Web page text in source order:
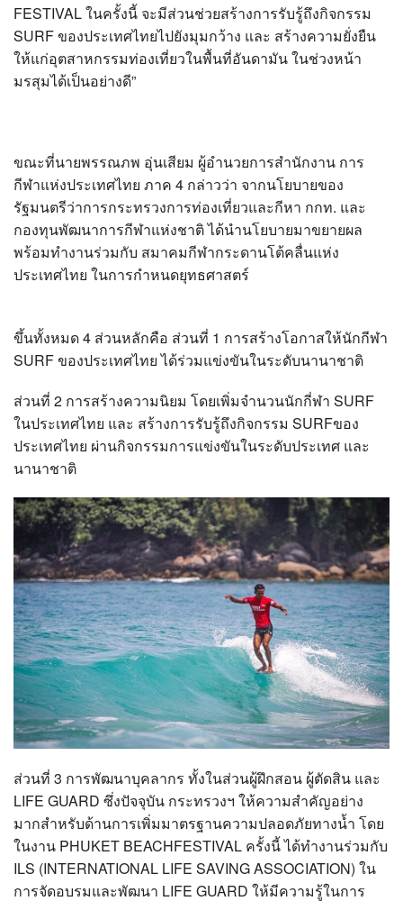
FESTIVAL ในครั้งนี้ จะมีส่วนช่วยสร้างการรับรู้ถึงกิจกรรม
SURF ของประเทศไทยไปยังมุมกว้าง และ สร้างความยั่งยืน
ให้แก่อุตสาหกรรมท่องเที่ยวในพื้นที่อันดามัน ในช่วงหน้า
มรสุมได้เป็นอย่างดี”
ขณะที่นายพรรณภพ อุ่นเสียม ผู้อำนวยการสำนักงาน การ
กีฬาแห่งประเทศไทย ภาค 4 กล่าวว่า จากนโยบายของ
รัฐมนตรีว่าการกระทรวงการท่องเที่ยวและกีหา กกท. และ
กองทุนพัฒนาการกีฬาแห่งชาติ ได้นำนโยบายมาขยายผล
พร้อมทำงานร่วมกับ สมาคมกีฬากระดานโต้คลื่นแห่ง
ประเทศไทย ในการกำหนดยุทธศาสตร์
ขึ้นทั้งหมด 4 ส่วนหลักคือ ส่วนที่ 1 การสร้างโอกาสให้นักกีฬา
SURF ของประเทศไทย ได้ร่วมแข่งขันในระดับนานาชาติ
ส่วนที่ 2 การสร้างความนิยม โดยเพิ่มจำนวนนักกี่ฬา SURF
ในประเทศไทย และ สร้างการรับรู้ถึงกิจกรรม SURFของ
ประเทศไทย ผ่านกิจกรรมการแข่งขันในระดับประเทศ และ
นานาชาติ
ส่วนที่ 3 การพัฒนาบุคลากร ทั้งในส่วนผู้ฝึกสอน ผู้ตัดสิน และ
LIFE GUARD ซึ่งปัจจุบัน กระทรวงฯ ให้ความสำคัญอย่าง
มากสำหรับด้านการเพิ่มมาตรฐานความปลอดภัยทางน้ำ โดย
ในงาน PHUKET BEACHFESTIVAL ครั้งนี้ ได้ทำงานร่วมกับ
ILS (INTERNATIONAL LIFE SAVING ASSOCIATION) ใน
การจัดอบรมและพัฒนา LIFE GUARD ให้มีความรู้ในการ